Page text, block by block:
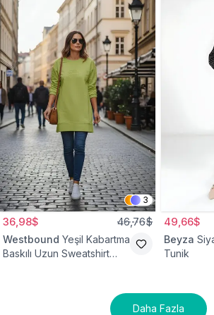
3
36,98$ 46,76$
Westbound Yeşil Kabartma
Baskılı Uzun Sweatshirt
49,66$
Beyza
Tunik
Daha Fazla